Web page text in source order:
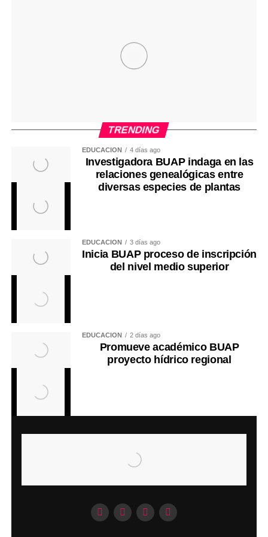
TRENDING
EDUCACIÓN 4 días ago
Investigadora BUAP indaga en las
relaciones genealógicas entre
diversas especies de plantas
EDUCACIÓN 3 días ago
Inicia BUAP proceso de inscripción
del nivel medio superior
EDUCACIÓN 2 días ago
Promueve académico BUAP
proyecto hídrico regional